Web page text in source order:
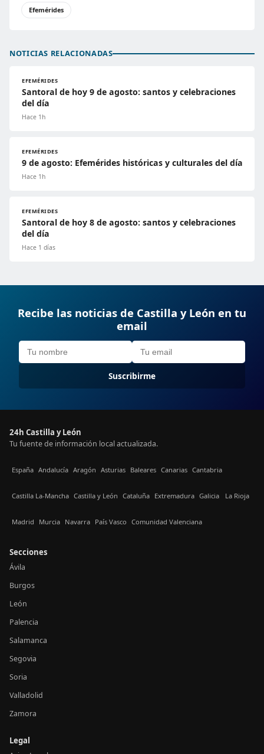
Efemérides
NOTICIAS RELACIONADAS
EFEMÉRIDES
Santoral de hoy 9 de agosto: santos y celebraciones
del día
Hace 1h
EFEMÉRIDES
9 de agosto: Efemérides históricas y culturales del día
Hace 1h
EFEMÉRIDES
Santoral de hoy 8 de agosto: santos y celebraciones
del día
Hace 1 días
Recibe las noticias de Castilla y León en tu
email
Suscribirme
24h Castilla y León
Tu fuente de información local actualizada.
España Andalucía Aragón Asturias Baleares Canarias Cantabria
Castilla La-Mancha Castilla y León Cataluña Extremadura Galicia La Rioja
Madrid Murcia Navarra País Vasco Comunidad Valenciana
Secciones
Ávila
Burgos
León
Palencia
Salamanca
Segovia
Soria
Valladolid
Zamora
Legal